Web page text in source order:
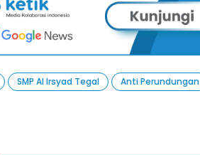
SMP Al Irsyad Tegal
Anti Perundungan